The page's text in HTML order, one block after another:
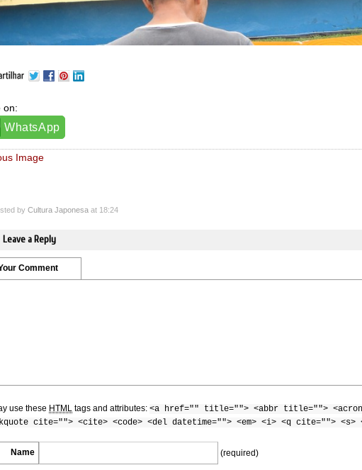
on:
WhatsApp
Image
by Cultura Japonesa at 18:24
Leave a Reply
Comment
use these HTML tags and attributes: <a href="" title=""> <abbr title="">
cite=""> <cite> <code> <del datetime=""> <em> <i> <q cite=""> <s>
Name (required)